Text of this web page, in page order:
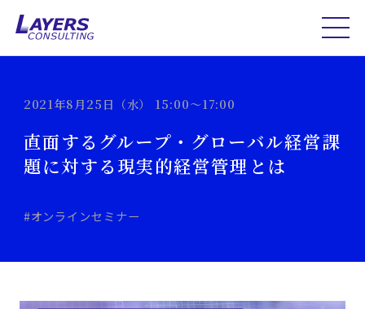
2021年8月25日（水） 15:00～17:00
直面するグループ・グローバル経営課
題に対する現実的経営管理とは
#オンラインセミナー